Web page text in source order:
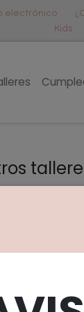
electrónico
Kids
pensados en
colores